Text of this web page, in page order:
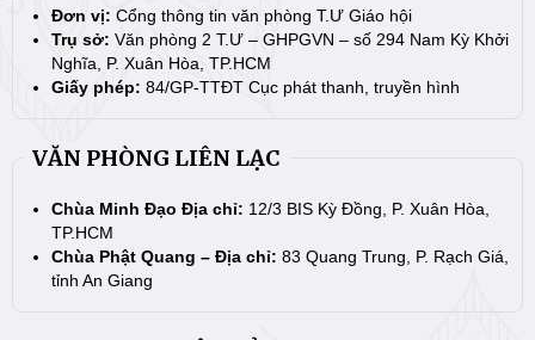
Đơn vị: Cổng thông tin văn phòng T.Ư Giáo hội
Trụ sở: Văn phòng 2 T.Ư – GHPGVN – số 294 Nam Kỳ Khởi
Nghĩa, P. Xuân Hòa, TP.HCM
Giấy phép: 84/GP-TTĐT Cục phát thanh, truyền hình
VĂN PHÒNG LIÊN LẠC
Chùa Minh Đạo Địa chỉ: 12/3 BIS Kỳ Đồng, P. Xuân Hòa,
TP.HCM
Chùa Phật Quang – Địa chỉ: 83 Quang Trung, P. Rạch Giá,
tỉnh An Giang